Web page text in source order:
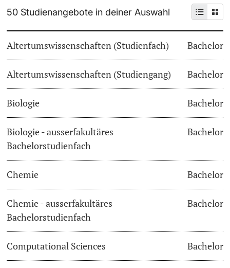
Doktorierende
Fördernde & Alumni
weitere Informationen
Dozierende
Informationen, Veranstaltungen & Schnuppern
Studienberatung
Studienfachberatung
Im Studium
Vorlesungsverzeichnis
Belegen
Termine & Fristen
Weiterbildung
Universität
50 Studienangebote in deiner Auswahl
Altertumswissenschaften (Studienfach) Bachelor
Altertumswissenschaften (Studiengang) Bachelor
Biologie Bachelor
Biologie - ausserfakultäres
Bachelorstudienfach
Bachelor
Chemie Bachelor
Chemie - ausserfakultäres
Bachelorstudienfach
Bachelor
Computational Sciences Bachelor